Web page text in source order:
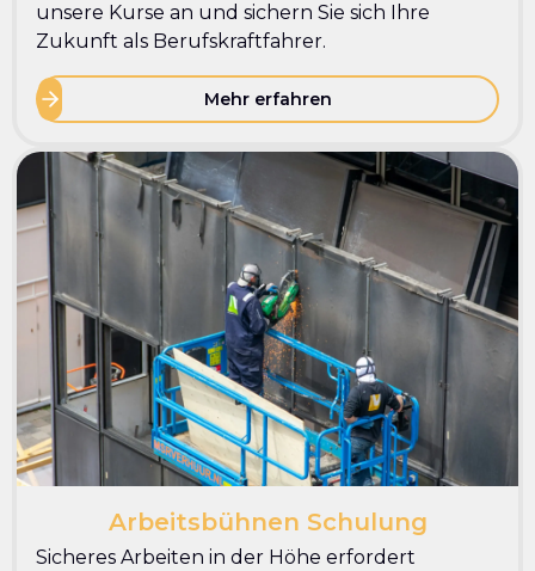
unsere Kurse an und sichern Sie sich Ihre
Zukunft als Berufskraftfahrer.
Mehr erfahren
Arbeitsbühnen Schulung
Sicheres Arbeiten in der Höhe erfordert